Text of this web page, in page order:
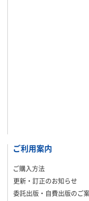
ご利用案内
ご購入方法
更新・訂正のお知らせ
委託出版・自費出版のご